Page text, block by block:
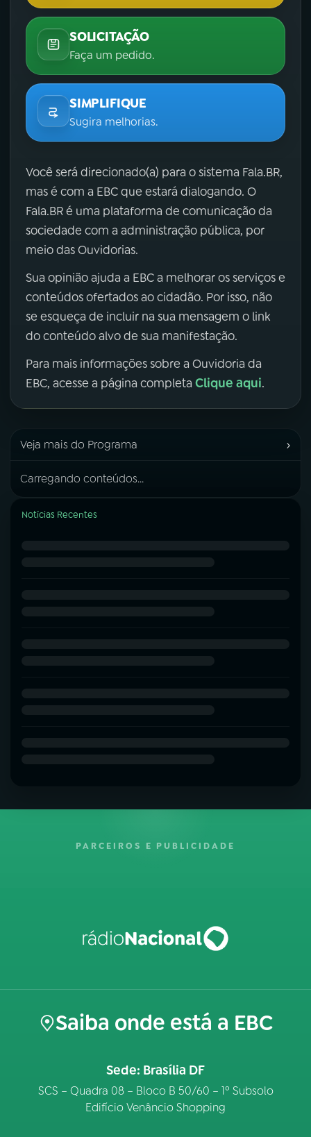
SOLICITAÇÃO
Faça um pedido.
SIMPLIFIQUE
Sugira melhorias.
Você será direcionado(a) para o sistema Fala.BR,
mas é com a EBC que estará dialogando. O
Fala.BR é uma plataforma de comunicação da
sociedade com a administração pública, por
meio das Ouvidorias.
Sua opinião ajuda a EBC a melhorar os serviços e
conteúdos ofertados ao cidadão. Por isso, não
se esqueça de incluir na sua mensagem o link
do conteúdo alvo de sua manifestação.
Para mais informações sobre a Ouvidoria da
EBC, acesse a página completa Clique aqui.
Veja mais do Programa ›
Carregando conteúdos...
Notícias Recentes
PARCEIROS E PUBLICIDADE
Saiba onde está a EBC
Sede: Brasília DF
SCS – Quadra 08 – Bloco B 50/60 – 1º Subsolo
Edifício Venâncio Shopping